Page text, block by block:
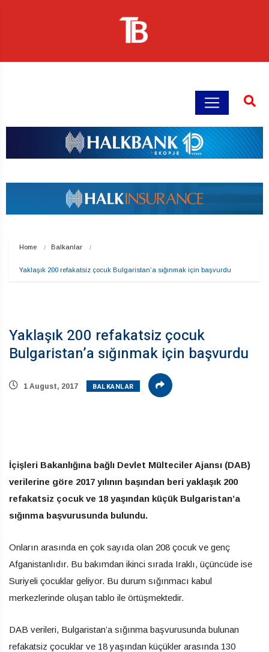
Home Balkanlar
Yaklaşık 200 refakatsiz çocuk Bulgaristan’a sığınmak için başvurdu
Yaklaşık 200 refakatsiz çocuk
Bulgaristan’a sığınmak için başvurdu
1 August, 2017 BALKANLAR
İçişleri Bakanlığına bağlı Devlet Mülteciler Ajansı (DAB)
verilerine göre 2017 yılının başından beri yaklaşık 200
refakatsiz çocuk ve 18 yaşından küçük Bulgaristan’a
sığınma başvurusunda bulundu.
Onların arasında en çok sayıda olan 208 çocuk ve genç
Afganistanlıdır. Bu bakımdan ikinci sırada Iraklı, üçüncüde ise
Suriyeli çocuklar geliyor. Bu durum sığınmacı kabul
merkezlerinde oluşan tablo ile örtüşmektedir.
DAB verileri, Bulgaristan’a sığınma başvurusunda bulunan
refakatsiz çocuklar ve 18 yaşından küçükler arasında 130